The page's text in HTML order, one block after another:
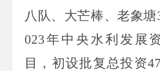
八队、大芒棒、老象塘
023年中央水利发展
目，初设批复总投资